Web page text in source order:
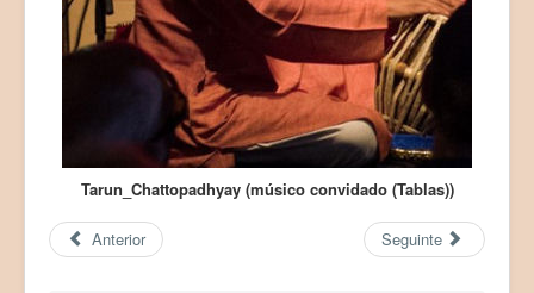
Tarun_Chattopadhyay (músico convidado (Tablas))
Anterior Seguinte